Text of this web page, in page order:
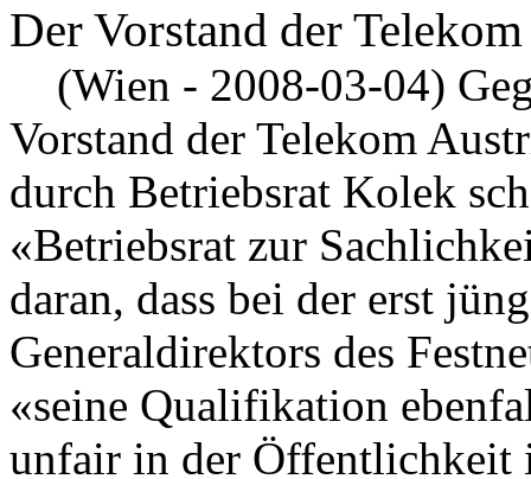
Der Vorstand der
(Wien - 2008-03-04)
Vorstand der Telekom
durch Betriebsrat Kolek
«Betriebsrat zur
daran, dass bei der erst
Generaldirektors des
«seine Qualifikation
unfair in der Öffentlichkeit